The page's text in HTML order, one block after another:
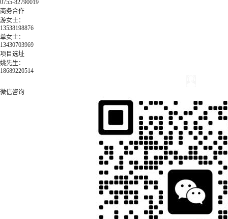
0755-82790019
商务合作
游女士：
13538198876
单女士：
13430703969
项目选址
姚先生：
18689220514
微信咨询